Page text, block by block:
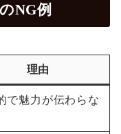
NG例
理由
で魅力が伝わらな